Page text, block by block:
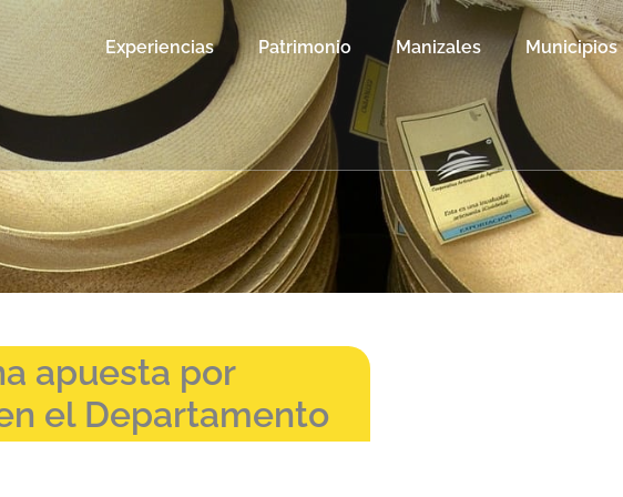
Experiencias Patrimonio Manizales Municipios
apuesta por
el Departamento